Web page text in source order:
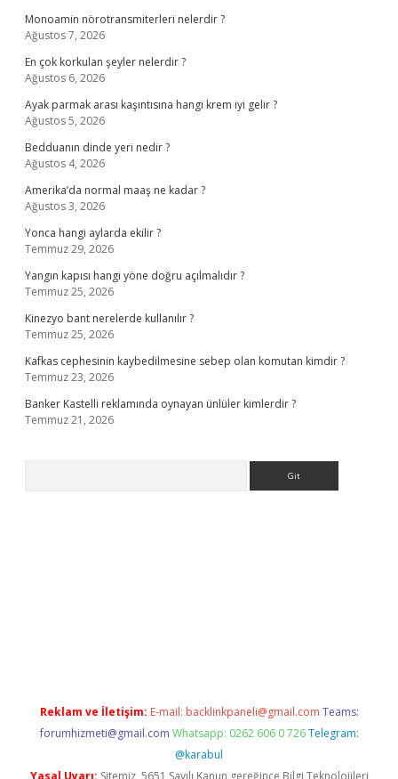
Monoamin nörotransmiterleri nelerdir ?
Ağustos 7, 2026
En çok korkulan şeyler nelerdir ?
Ağustos 6, 2026
Ayak parmak arası kaşıntısına hangi krem iyi gelir ?
Ağustos 5, 2026
Bedduanın dinde yeri nedir ?
Ağustos 4, 2026
Amerika’da normal maaş ne kadar ?
Ağustos 3, 2026
Yonca hangi aylarda ekilir ?
Temmuz 29, 2026
Yangın kapısı hangi yöne doğru açılmalıdır ?
Temmuz 25, 2026
Kinezyo bant nerelerde kullanılır ?
Temmuz 25, 2026
Kafkas cephesinin kaybedilmesine sebep olan komutan kimdir ?
Temmuz 23, 2026
Banker Kastelli reklamında oynayan ünlüler kimlerdir ?
Temmuz 21, 2026
Reklam ve İletişim: E-mail: backlinkpaneli@gmail.com Teams:
forumhizmeti@gmail.com Whatsapp: 0262 606 0 726 Telegram:
@karabul
Yasal Uyarı: Sitemiz, 5651 Sayılı Kanun gereğince Bilgi Teknolojileri